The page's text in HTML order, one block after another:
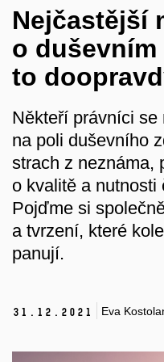
Nejčastější
o duševním
to
Někteří právníci
na poli duševního
strach z neznáma,
o kvalitě a
Pojďme si
a tvrzení, které
panují.
31. 12. 2021 Eva